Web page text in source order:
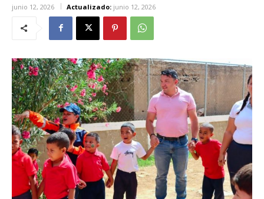
junio 12, 2026 Actualizado: junio 12, 2026